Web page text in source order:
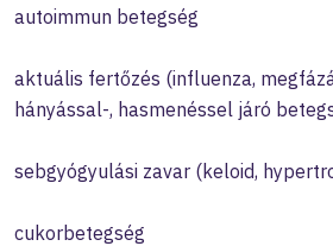
autoimmun betegség
aktuális fertőzés (influenza,
hányással-, hasmenéssel járó
sebgyógyulási zavar (keloid,
cukorbetegség